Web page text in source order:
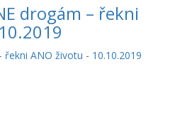
drogám – řekni
řekni ANO životu - 10.10.2019